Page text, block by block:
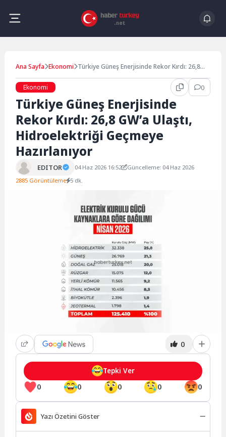
content
Ana Sayfa Ekonomi Türkiye Güneş Enerjisinde Rekor Kırdı: 26,8
Ekonomi 0
Türkiye Güneş Enerjisinde
Rekor Kırdı: 26,8 GW’a Ulaştı,
Hidroelektriği Geçmeye
Hazırlanıyor
EDITOR 04 Haz 2026 16:52
Güncelleme: 04 Haz 2026
2885 Görüntüleme 5 dk.
0
0 0 0 0 0
Tepki Ver
Yazı Özetini Göster